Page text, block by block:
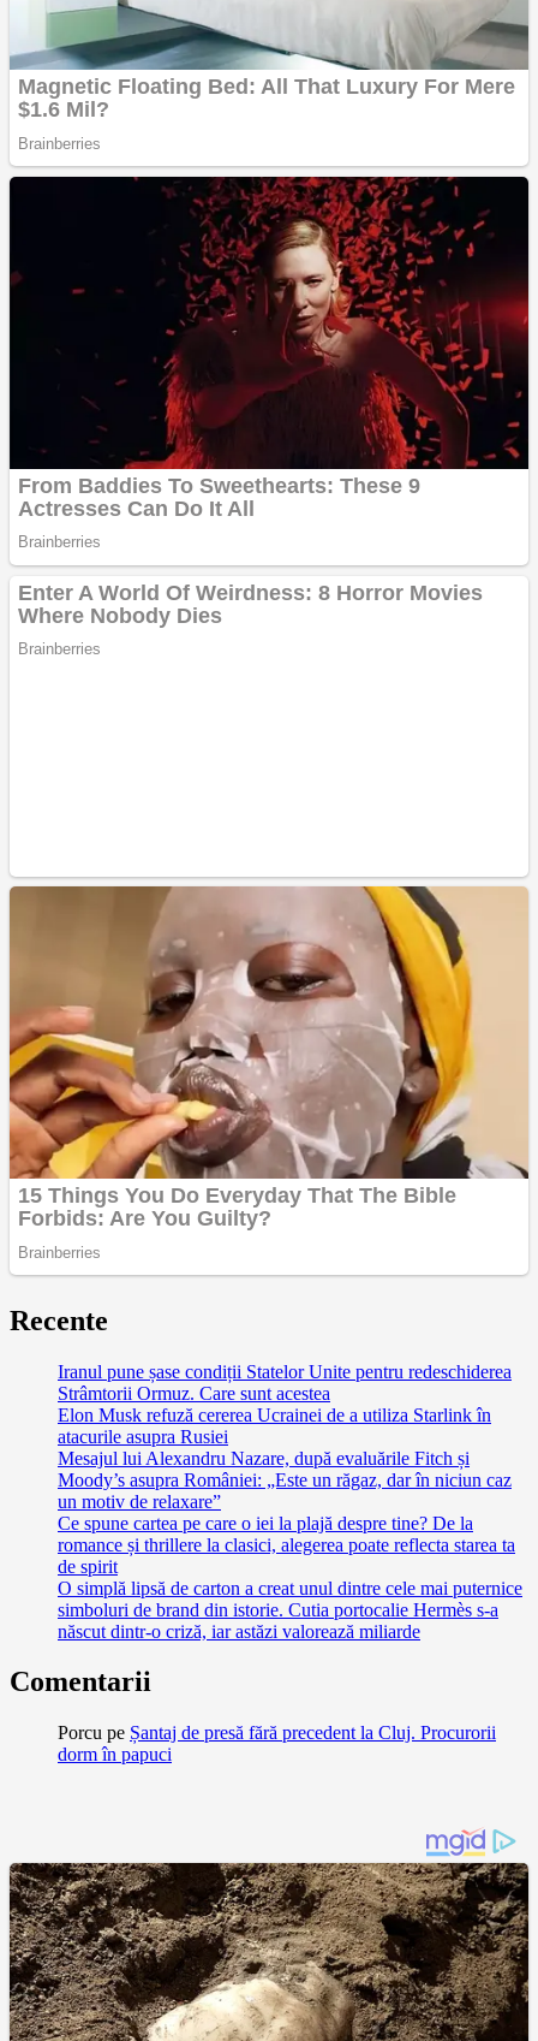
Recente
Iranul pune șase condiții Statelor Unite pentru redeschiderea
Strâmtorii Ormuz. Care sunt acestea
Elon Musk refuză cererea Ucrainei de a utiliza Starlink în
atacurile asupra Rusiei
Mesajul lui Alexandru Nazare, după evaluările Fitch și
Moody’s asupra României: „Este un răgaz, dar în niciun caz
un motiv de relaxare”
Ce spune cartea pe care o iei la plajă despre tine? De la
romance și thrillere la clasici, alegerea poate reflecta starea ta
de spirit
O simplă lipsă de carton a creat unul dintre cele mai puternice
simboluri de brand din istorie. Cutia portocalie Hermès s-a
născut dintr-o criză, iar astăzi valorează miliarde
Comentarii
Porcu pe Șantaj de presă fără precedent la Cluj. Procurorii
dorm în papuci